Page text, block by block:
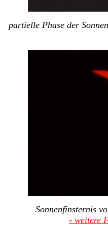
partielle Phase der
Sonnenfinsternis
- weitere